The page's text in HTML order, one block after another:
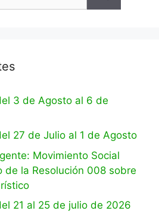
3 de Agosto al 6 de
27 de Julio al 1 de Agosto
Movimiento Social
de la Resolución 008 sobre
21 al 25 de julio de 2026